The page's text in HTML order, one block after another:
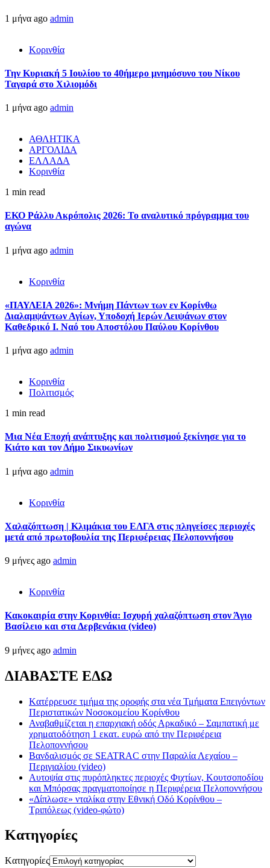
1 μήνα ago admin
Κορινθία
Την Κυριακή 5 Ιουλίου το 40ήμερο μνημόσυνο του Νίκου
Ταγαρά στο Χιλιομόδι
1 μήνα ago admin
ΑΘΛΗΤΙΚΑ
ΑΡΓΟΛΙΔΑ
ΕΛΛΑΔΑ
Κορινθία
1 min read
ΕΚΟ Ράλλυ Ακρόπολις 2026: Το αναλυτικό πρόγραμμα του
αγώνα
1 μήνα ago admin
Κορινθία
«ΠΑΥΛΕΙΑ 2026»: Μνήμη Πάντων των εν Κορίνθω
Διαλαμψάντων Αγίων, Υποδοχή Ιερών Λειψάνων στον
Καθεδρικό Ι. Ναό του Αποστόλου Παύλου Κορίνθου
1 μήνα ago admin
Κορινθία
Πολιτισμός
1 min read
Μια Νέα Εποχή ανάπτυξης και πολιτισμού ξεκίνησε για το
Κιάτο και τον Δήμο Σικυωνίων
1 μήνα ago admin
Κορινθία
Χαλαζόπτωση | Κλιμάκια του ΕΛΓΑ στις πληγείσες περιοχές
μετά από πρωτοβουλία της Περιφέρειας Πελοποννήσου
9 μήνες ago admin
Κορινθία
Κακοκαιρία στην Κορινθία: Ισχυρή χαλαζόπτωση στον Άγιο
Βασίλειο και στα Δερβενάκια (video)
9 μήνες ago admin
ΔΙΑΒΑΣΤΕ ΕΔΩ
Kατέρρευσε τμήμα της οροφής στα νέα Τμήματα Επειγόντων
Περιστατικών Νοσοκομείου Κορίνθου
Αναβαθμίζεται η επαρχιακή οδός Αρκαδικό – Σαμπατική με
χρηματοδότηση 1 εκατ. ευρώ από την Περιφέρεια
Πελοποννήσου
Βανδαλισμός σε SEATRAC στην Παραλία Λεχαίου –
Περιγιαλίου (video)
Αυτοψία στις πυρόπληκτες περιοχές Φιχτίων, Κουτσοποδίου
και Μπόρσας πραγματοποίησε η Περιφέρεια Πελοποννήσου
«Δίπλωσε» νταλίκα στην Εθνική Oδό Κορίνθου –
Τριπόλεως (video-φώτο)
Kατηγορίες
Kατηγορίες